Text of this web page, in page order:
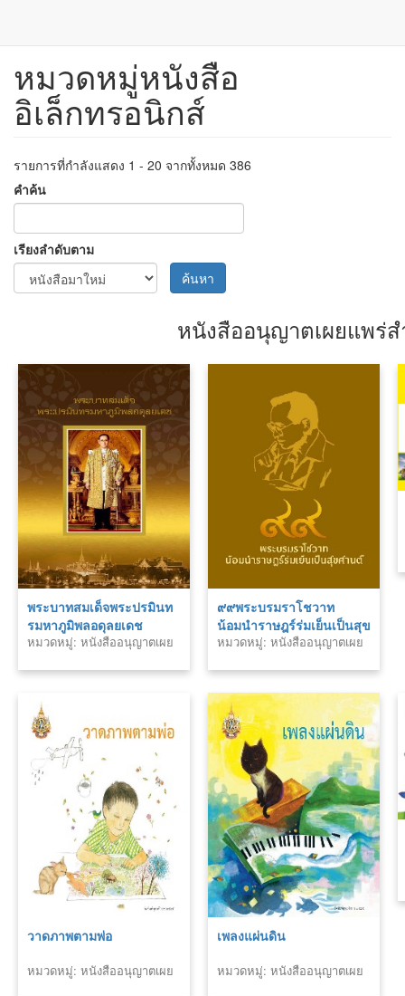
ข้าม
เนื้อหา
หมวดหมู่หนังสือ
อิเล็กทรอนิกส์
รายการที่กำลังแสดง 1 - 20 จากทั้งหมด 386
คำค้น
เรียงลำดับตาม
ค้นหา
หนังสืออนุญาตเผยแพร่
พระบาทสมเด็จพระปรมินท
รมหาภูมิพลอดุลยเดช
หมวดหมู่: หนังสืออนุญาตเผย
๙๙พระบรมราโชวาท
น้อมนำราษฎร์ร่มเย็นเป็นสุข
ศานต์
หมวดหมู่: หนังสืออนุญาตเผย
วาดภาพตามพ่อ
หมวดหมู่: หนังสืออนุญาตเผย
เพลงแผ่นดิน
หมวดหมู่: หนังสืออนุญาตเผย